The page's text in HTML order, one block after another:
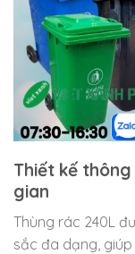
Thiết kế thông
gian
Thùng rác 240L
sắc đa dạng,